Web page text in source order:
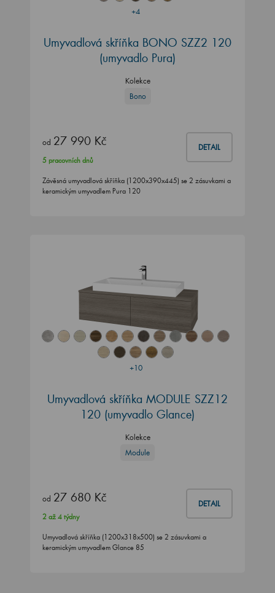
+4
Umyvadlová skříňka BONO SZZ2 120
(umyvadlo Pura)
Kolekce
Bono
od 27 990 Kč DETAIL
5 pracovních dnů
Závěsná umyvadlová skříňka (1200x390x445) se 2 zásuvkami a
keramickým umyvadlem Pura 120
+10
Umyvadlová skříňka MODULE SZZ12
120 (umyvadlo Glance)
Kolekce
Module
od 27 680 Kč DETAIL
2 až 4 týdny
Umyvadlová skříňka (1200x318x500) se 2 zásuvkami a
keramickým umyvadlem Glance 85